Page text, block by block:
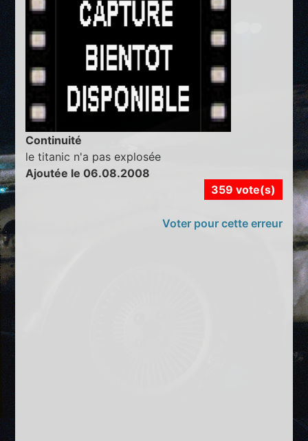
Continuité
le titanic n'a pas explosée
Ajoutée le 06.08.2008
359 vote(s)
Voter pour cette erreur